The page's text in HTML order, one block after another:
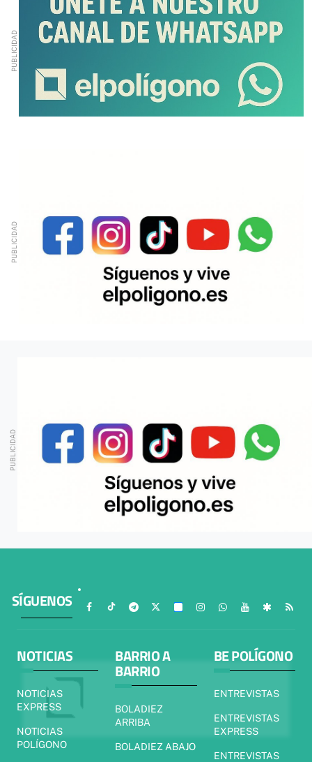
SÍGUENOS
NOTICIAS
NOTICIAS
EXPRESS
NOTICIAS
POLÍGONO
BARRIO A
BARRIO
BOLADIEZ
ARRIBA
BOLADIEZ ABAJO
BE POLÍGONO
ENTREVISTAS
ENTREVISTAS
EXPRESS
ENTREVISTAS